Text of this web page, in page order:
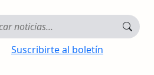
Suscribirte al boletín